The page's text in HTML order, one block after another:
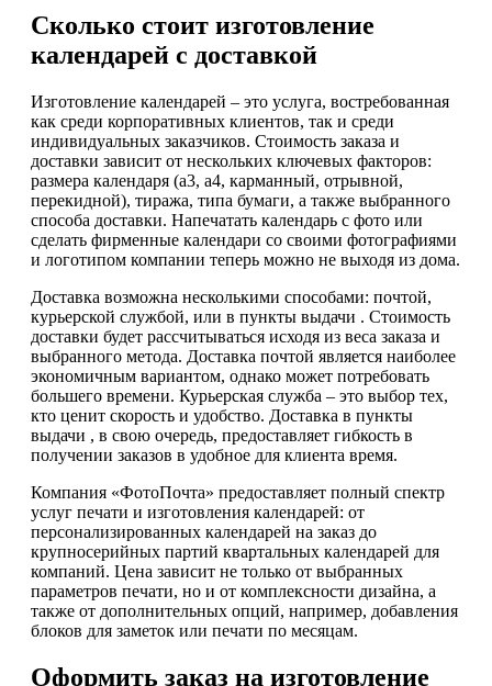
Сколько стоит изготовление
календарей с доставкой
Изготовление календарей – это услуга, востребованная
как среди корпоративных клиентов, так и среди
индивидуальных заказчиков. Стоимость заказа и
доставки зависит от нескольких ключевых факторов:
размера календаря (а3, а4, карманный, отрывной,
перекидной), тиража, типа бумаги, а также выбранного
способа доставки. Напечатать календарь с фото или
сделать фирменные календари со своими фотографиями
и логотипом компании теперь можно не выходя из дома.
Доставка возможна несколькими способами: почтой,
курьерской службой, или в пункты выдачи . Стоимость
доставки будет рассчитываться исходя из веса заказа и
выбранного метода. Доставка почтой является наиболее
экономичным вариантом, однако может потребовать
большего времени. Курьерская служба – это выбор тех,
кто ценит скорость и удобство. Доставка в пункты
выдачи , в свою очередь, предоставляет гибкость в
получении заказов в удобное для клиента время.
Компания «ФотоПочта» предоставляет полный спектр
услуг печати и изготовления календарей: от
персонализированных календарей на заказ до
крупносерийных партий квартальных календарей для
компаний. Цена зависит не только от выбранных
параметров печати, но и от комплексности дизайна, а
также от дополнительных опций, например, добавления
блоков для заметок или печати по месяцам.
Оформить заказ на изготовление